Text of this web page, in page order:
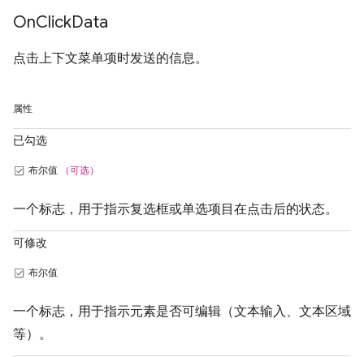
OnClickData
点击上下文菜单项时发送的信息。
属性
已勾选
布尔值 （可选）
一个标志，用于指示复选框或单选项目在点击后的状态。
可修改
布尔值
一个标志，用于指示元素是否可编辑（文本输入、文本区域
等）。